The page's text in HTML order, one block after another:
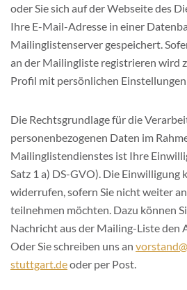
oder Sie sich auf der Webseite des
Ihre E-Mail-Adresse in einer
Mailinglistenserver gespeichert.
an der Mailingliste registrieren wird
Profil mit persönlichen
Die Rechtsgrundlage für die
personenbezogenen Daten im
Mailinglistendienstes ist Ihre
Satz 1 a) DS-GVO). Die Einwilligung
widerrufen, sofern Sie nicht weiter
teilnehmen möchten. Dazu können
Nachricht aus der Mailing-Liste den
Oder Sie schreiben uns an
stuttgart.deoder per Post.